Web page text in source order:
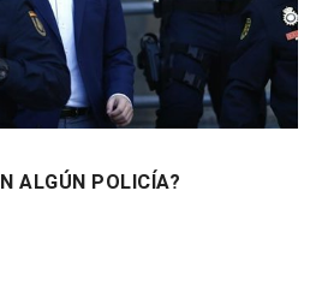
ALGÚN POLICÍA?